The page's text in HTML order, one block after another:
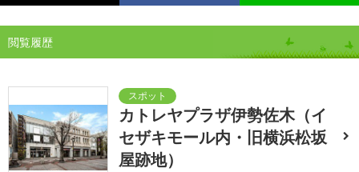
閲覧履歴
カトレヤプラザ伊勢佐木（イ
セザキモール内・旧横浜松坂
屋跡地）